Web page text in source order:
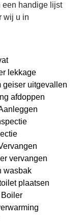
een handige lijst
wij u in
lekkage
geiser uitgevallen
afdoppen
vervangen
wasbak
plaatsen